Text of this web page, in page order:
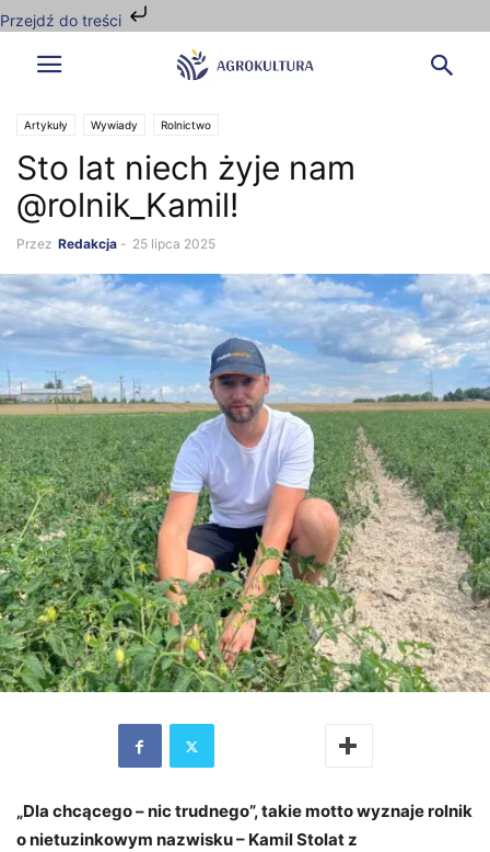
Przejdź do treści
Artykuły Wywiady Rolnictwo
Sto lat niech żyje nam
@rolnik_Kamil!
Przez Redakcja - 25 lipca 2025
„Dla chcącego – nic trudnego”, takie motto wyznaje rolnik
o nietuzinkowym nazwisku – Kamil Stolat z